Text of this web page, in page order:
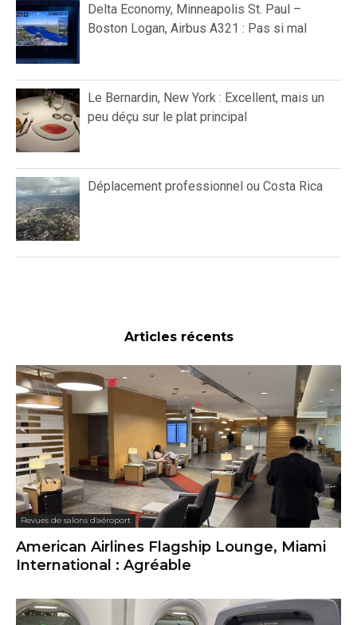
Delta Economy, Minneapolis St. Paul –
Boston Logan, Airbus A321 : Pas si mal
Le Bernardin, New York : Excellent, mais un
peu déçu sur le plat principal
Déplacement professionnel ou Costa Rica
Articles récents
Revues de salons d'aéroport
American Airlines Flagship Lounge, Miami
International : Agréable